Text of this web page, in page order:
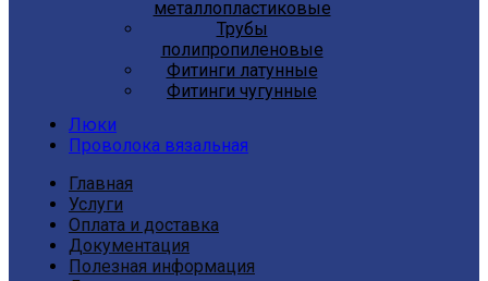
металлопластиковые
Трубы
полипропиленовые
Фитинги латунные
Фитинги чугунные
Люки
Проволока вязальная
Главная
Услуги
Оплата и доставка
Документация
Полезная информация